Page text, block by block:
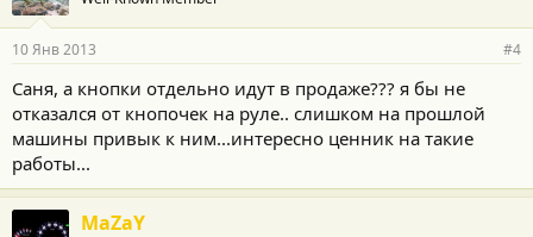
10 Янв 2013 #4
Саня, а кнопки отдельно идут в продаже??? я бы не
отказался от кнопочек на руле.. слишком на прошлой
машины привык к ним...интересно ценник на такие
работы...
MaZaY